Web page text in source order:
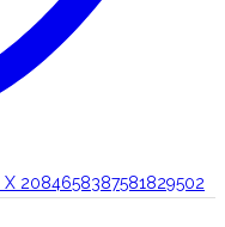
X 2084658387581829502